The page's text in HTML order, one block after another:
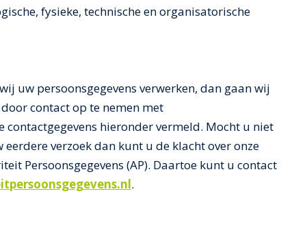
fysieke, technische en organisatorische
uw persoonsgegevens verwerken, dan gaan wij
contact op te nemen met
contactgegevens hieronder vermeld. Mocht u niet
verzoek dan kunt u de klacht over onze
Persoonsgegevens (AP). Daartoe kunt u contact
.